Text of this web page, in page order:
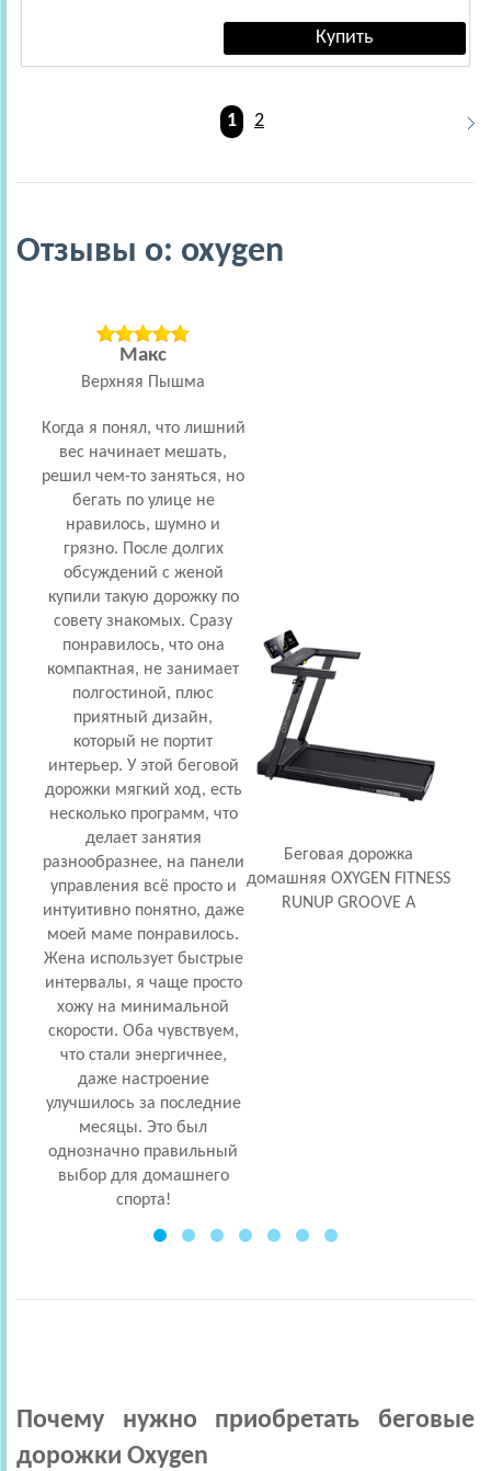
1 2
Отзывы о: oxygen
Макс
Верхняя Пышма
Когда я понял, что лишний
вес начинает мешать,
решил чем-то заняться, но
бегать по улице не
нравилось, шумно и
грязно. После долгих
обсуждений с женой
купили такую дорожку по
совету знакомых. Сразу
понравилось, что она
компактная, не занимает
полгостиной, плюс
приятный дизайн,
который не портит
интерьер. У этой беговой
дорожки мягкий ход, есть
несколько программ, что
делает занятия
разнообразнее, на панели
управления всё просто и
интуитивно понятно, даже
моей маме понравилось.
Жена использует быстрые
интервалы, я чаще просто
хожу на минимальной
скорости. Оба чувствуем,
что стали энергичнее,
даже настроение
улучшилось за последние
месяцы. Это был
однозначно правильный
выбор для домашнего
спорта!
Беговая дорожка
домашняя OXYGEN FITNESS
RUNUP GROOVE A
Почему нужно приобретать беговые
дорожки Oxygen